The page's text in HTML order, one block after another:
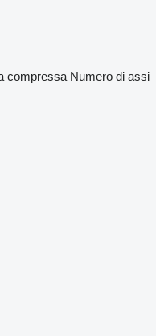
compressa Numero di assi